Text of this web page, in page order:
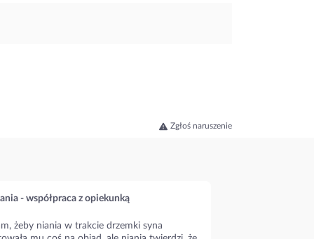
Zgłoś naruszenie
- współpraca z opiekunką
żeby niania w trakcie drzemki syna